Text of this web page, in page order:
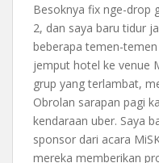
Besoknya fix nge-drop
2, dan saya baru tidur
beberapa temen-
jemput hotel ke venue
grup yang terlambat,
Obrolan sarapan pagi
kendaraan uber. Saya
sponsor dari acara
mereka memberikan